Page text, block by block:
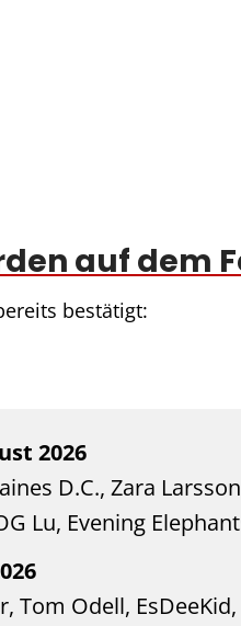
auf dem
bestätigt:
2026
D.C., Zara
Lu, Evening
Tom Odell,